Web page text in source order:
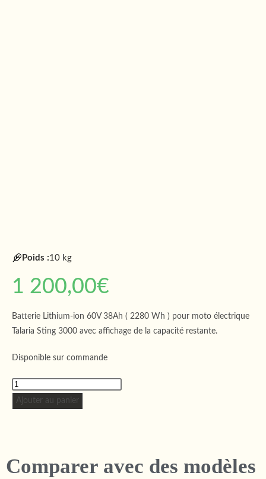
Poids :10 kg
1 200,00€
Batterie Lithium-ion 60V 38Ah ( 2280 Wh ) pour moto électrique
Talaria Sting 3000 avec affichage de la capacité restante.
Disponible sur commande
Ajouter au panier
Comparer avec des modèles